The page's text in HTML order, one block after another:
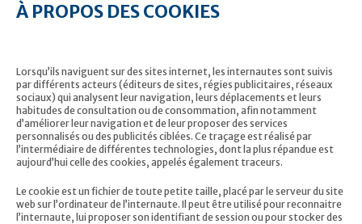
À PROPOS DES COOKIES
Lorsqu’ils naviguent sur des sites internet, les internautes sont suivis
par différents acteurs (éditeurs de sites, régies publicitaires, réseaux
sociaux) qui analysent leur navigation, leurs déplacements et leurs
habitudes de consultation ou de consommation, afin notamment
d’améliorer leur navigation et de leur proposer des services
personnalisés ou des publicités ciblées. Ce traçage est réalisé par
l’intermédiaire de différentes technologies, dont la plus répandue est
aujourd’hui celle des cookies, appelés également traceurs.
Le cookie est un fichier de toute petite taille, placé par le serveur du site
web sur l’ordinateur de l’internaute. Il peut être utilisé pour reconnaitre
l’internaute, lui proposer son identifiant de session ou pour stocker des